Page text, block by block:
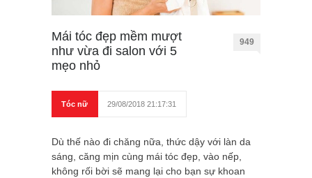
Mái tóc đẹp mềm mượt
như vừa đi salon với 5
mẹo nhỏ
949
Tóc nữ 29/08/2018 21:17:31
Dù thế nào đi chăng nữa, thức dậy với làn da
sáng, căng mịn cùng mái tóc đẹp, vào nếp,
không rối bời sẽ mang lại cho bạn sự khoan